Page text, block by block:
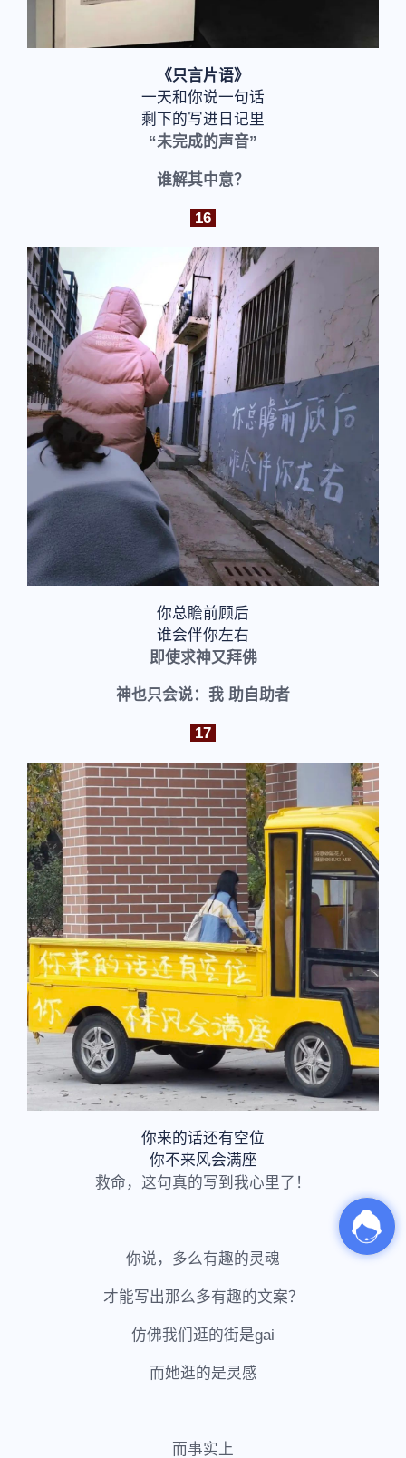
《只言片语》
一天和你说一句话
剩下的写进日记里
“未完成的声音”
谁解其中意？
16
你总瞻前顾后
谁会伴你左右
即使求神又拜佛
神也只会说：我 助自助者
17
你来的话还有空位
你不来风会满座
救命，这句真的写到我心里了！
你说，多么有趣的灵魂
才能写出那么多有趣的文案？
仿佛我们逛的街是gai
而她逛的是灵感
而事实上